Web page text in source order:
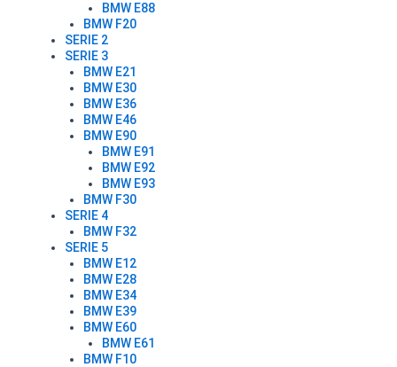
BMW E88
BMW F20
SERIE 2
SERIE 3
BMW E21
BMW E30
BMW E36
BMW E46
BMW E90
BMW E91
BMW E92
BMW E93
BMW F30
SERIE 4
BMW F32
SERIE 5
BMW E12
BMW E28
BMW E34
BMW E39
BMW E60
BMW E61
BMW F10